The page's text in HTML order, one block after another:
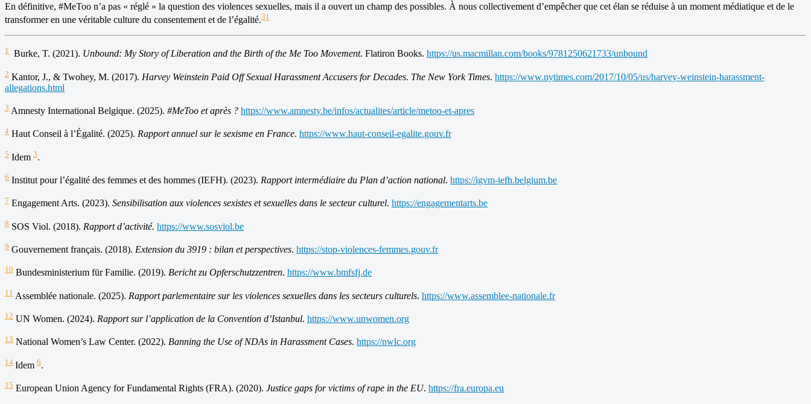
En définitive, #MeToo n’a pas « réglé » la question des violences sexuelles, mais il a ouvert un champ des possibles. À nous collectivement d’empêcher que cet élan se réduise à un moment médiatique et de le
transformer en une véritable culture du consentement et de l’égalité.31
1 Burke, T. (2021). Unbound: My Story of Liberation and the Birth of the Me Too Movement. Flatiron Books. https://us.macmillan.com/books/9781250621733/unbound
2 Kantor, J., & Twohey, M. (2017). Harvey Weinstein Paid Off Sexual Harassment Accusers for Decades. The New York Times. https://www.nytimes.com/2017/10/05/us/harvey-weinstein-harassment-
allegations.html
3 Amnesty International Belgique. (2025). #MeToo et après ? https://www.amnesty.be/infos/actualites/article/metoo-et-apres
4 Haut Conseil à l’Égalité. (2025). Rapport annuel sur le sexisme en France. https://www.haut-conseil-egalite.gouv.fr
5 Idem 3.
6 Institut pour l’égalité des femmes et des hommes (IEFH). (2023). Rapport intermédiaire du Plan d’action national. https://igvm-iefh.belgium.be
7 Engagement Arts. (2023). Sensibilisation aux violences sexistes et sexuelles dans le secteur culturel. https://engagementarts.be
8 SOS Viol. (2018). Rapport d’activité. https://www.sosviol.be
9 Gouvernement français. (2018). Extension du 3919 : bilan et perspectives. https://stop-violences-femmes.gouv.fr
10 Bundesministerium für Familie. (2019). Bericht zu Opferschutzzentren. https://www.bmfsfj.de
11 Assemblée nationale. (2025). Rapport parlementaire sur les violences sexuelles dans les secteurs culturels. https://www.assemblee-nationale.fr
12 UN Women. (2024). Rapport sur l’application de la Convention d’Istanbul. https://www.unwomen.org
13 National Women’s Law Center. (2022). Banning the Use of NDAs in Harassment Cases. https://nwlc.org
14 Idem 6.
15 European Union Agency for Fundamental Rights (FRA). (2020). Justice gaps for victims of rape in the EU. https://fra.europa.eu